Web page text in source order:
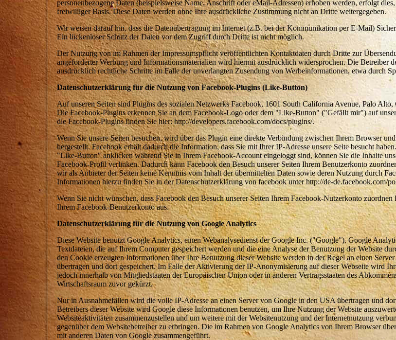
personenbezogene Daten (beispielsweise Name, Anschrift oder eMail-Adressen) erhoben werden, erfolgt
freiwilliger Basis. Diese Daten werden ohne Ihre ausdrückliche Zustimmung nicht an Dritte weitergegeben.
Wir weisen darauf hin, dass die Datenübertragung im Internet (z.B. bei der Kommunikation per E-Mail)
Ein lückenloser Schutz der Daten vor dem Zugriff durch Dritte ist nicht möglich.
Der Nutzung von im Rahmen der Impressumspflicht veröffentlichten Kontaktdaten durch Dritte zur
angeforderter Werbung und Informationsmaterialien wird hiermit ausdrücklich widersprochen. Die Betreiber
ausdrücklich rechtliche Schritte im Falle der unverlangten Zusendung von Werbeinformationen, etwa durch
Datenschutzerklärung für die Nutzung von Facebook-Plugins (Like-Button)
Auf unseren Seiten sind Plugins des sozialen Netzwerks Facebook, 1601 South California Avenue, Palo
Die Facebook-Plugins erkennen Sie an dem Facebook-Logo oder dem "Like-Button" ("Gefällt mir") auf
die Facebook-Plugins finden Sie hier: http://developers.facebook.com/docs/plugins/.
Wenn Sie unsere Seiten besuchen, wird über das Plugin eine direkte Verbindung zwischen Ihrem Browser
hergestellt. Facebook erhält dadurch die Information, dass Sie mit Ihrer IP-Adresse unsere Seite besucht
"Like-Button" anklicken während Sie in Ihrem Facebook-Account eingeloggt sind, können Sie die Inhalte
Facebook-Profil verlinken. Dadurch kann Facebook den Besuch unserer Seiten Ihrem Benutzerkonto
wir als Anbieter der Seiten keine Kenntnis vom Inhalt der übermittelten Daten sowie deren Nutzung durch
Informationen hierzu finden Sie in der Datenschutzerklärung von facebook unter http://de-de.facebook.com/
Wenn Sie nicht wünschen, dass Facebook den Besuch unserer Seiten Ihrem Facebook-Nutzerkonto zuordnen
Ihrem Facebook-Benutzerkonto aus.
Datenschutzerklärung für die Nutzung von Google Analytics
Diese Website benutzt Google Analytics, einen Webanalysedienst der Google Inc. ("Google"). Google
Textdateien, die auf Ihrem Computer gespeichert werden und die eine Analyse der Benutzung der Website
den Cookie erzeugten Informationen über Ihre Benutzung dieser Website werden in der Regel an einen
übertragen und dort gespeichert. Im Falle der Aktivierung der IP-Anonymisierung auf dieser Webseite wird
jedoch innerhalb von Mitgliedstaaten der Europäischen Union oder in anderen Vertragsstaaten des
Wirtschaftsraum zuvor gekürzt.
Nur in Ausnahmefällen wird die volle IP-Adresse an einen Server von Google in den USA übertragen und
Betreibers dieser Website wird Google diese Informationen benutzen, um Ihre Nutzung der Website
Websiteaktivitäten zusammenzustellen und um weitere mit der Websitenutzung und der Internetnutzung
gegenüber dem Websitebetreiber zu erbringen. Die im Rahmen von Google Analytics von Ihrem Browser
mit anderen Daten von Google zusammengeführt.